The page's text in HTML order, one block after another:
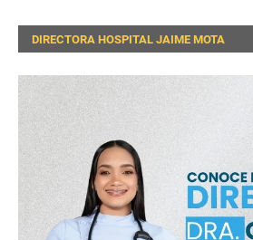
DIRECTORA HOSPITAL JAIME MOTA